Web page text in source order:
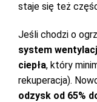
staje się też
Jeśli chodzi o
system
ciepła, który
rekuperacja).
odzysk od 65%